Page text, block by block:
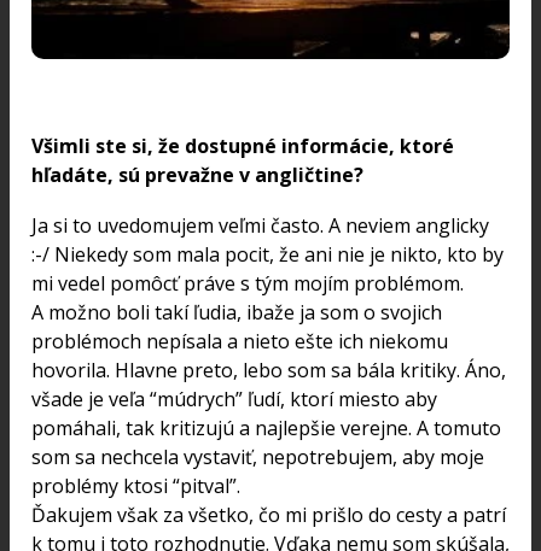
Všimli ste si, že dostupné informácie, ktoré
hľadáte, sú prevažne v angličtine?
Ja si to uvedomujem veľmi často. A neviem anglicky
:-/ Niekedy som mala pocit, že ani nie je nikto, kto by
mi vedel pomôcť práve s tým mojím problémom.
A možno boli takí ľudia, ibaže ja som o svojich
problémoch nepísala a nieto ešte ich niekomu
hovorila. Hlavne preto, lebo som sa bála kritiky. Áno,
všade je veľa “múdrych” ľudí, ktorí miesto aby
pomáhali, tak kritizujú a najlepšie verejne. A tomuto
som sa nechcela vystaviť, nepotrebujem, aby moje
problémy ktosi “pitval”.
Ďakujem však za všetko, čo mi prišlo do cesty a patrí
k tomu i toto rozhodnutie. Vďaka nemu som skúšala,